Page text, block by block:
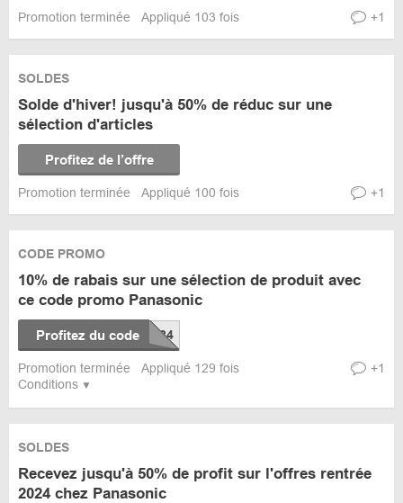
Promotion terminée Appliqué 103 fois +1
SOLDES
Solde d'hiver! jusqu'à 50% de réduc sur une
sélection d'articles
Profitez de l’offre
Promotion terminée Appliqué 100 fois +1
Conditions
CODE PROMO
10% de rabais sur une sélection de produit avec
ce code promo Panasonic
Profitez du code
Promotion terminée Appliqué 129 fois +1
SOLDES
Recevez jusqu'à 50% de profit sur l'offres rentrée
2024 chez Panasonic